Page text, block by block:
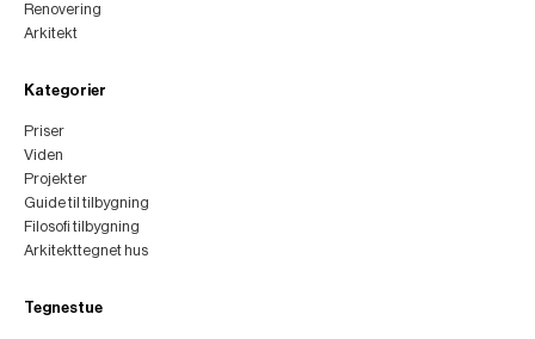
Renovering
Arkitekt
Kategorier
Priser
Viden
Projekter
Guide til tilbygning
Filosofi tilbygning
Arkitekttegnet hus
Tegnestue